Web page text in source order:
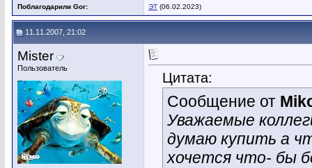
Поблагодарили Gor: ЭТ (06.02.2023)
11.11.2007, 21:02
Mister
Пользователь
Цитата:
Сообщение от
Уважаемые
думаю купить а
хочется что- бы